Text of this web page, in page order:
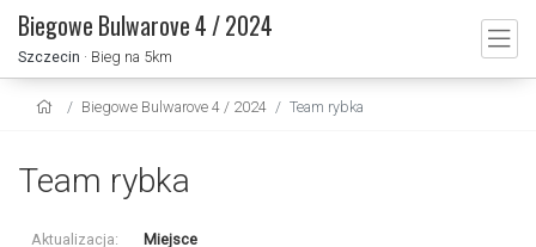
Biegowe Bulwarove 4 / 2024
Szczecin · Bieg na 5km
Biegowe Bulwarove 4 / 2024 Team rybka
Team rybka
Aktualizacja:
Miejsce